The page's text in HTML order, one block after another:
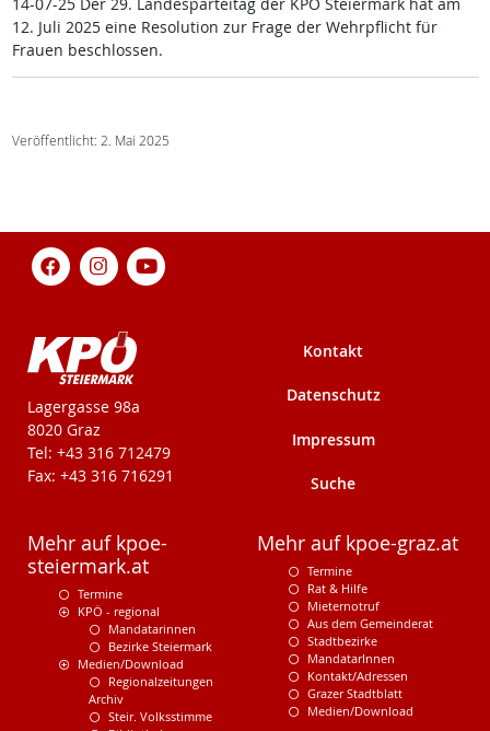
12. Ju­li 2025 ei­ne Re­so­lu­ti­on zur Fra­ge der Wehrpf­licht für
Frau­en be­sch­los­sen.
Veröffentlicht: 2. Mai 2025
KPÖ-Steiermark
Lagergasse 98a
8020 Graz
Tel: +43 316 712479
Fax: +43 316 716291
Kontakt
Datenschutz
Impressum
Suche
Mehr auf kpoe-
steiermark.at
Termine
KPÖ - regional
Mandatarinnen
Bezirke Steiermark
Medien/Download
Regionalzeitungen
Archiv
Steir. Volksstimme
Mehr auf kpoe-graz.at
Termine
Rat & Hilfe
Mieternotruf
Aus dem Gemeinderat
Stadtbezirke
MandatarInnen
Kontakt/Adressen
Grazer Stadtblatt
Medien/Download